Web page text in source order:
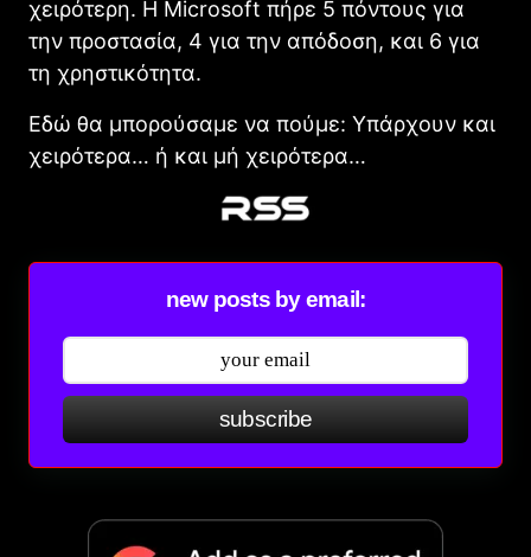
χειρότερη. Η Microsoft πήρε 5 πόντους για
την προστασία, 4 για την απόδοση, και 6 για
τη χρηστικότητα.
Εδώ θα μπορούσαμε να πούμε: Υπάρχουν και
χειρότερα… ή και μή χειρότερα…
new posts by email:
subscribe